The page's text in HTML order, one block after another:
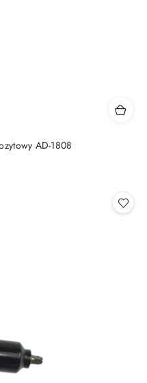
AD-1808